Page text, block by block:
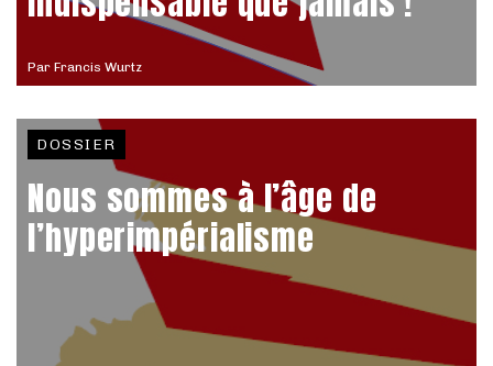
Par Francis Wurtz
DOSSIER
Nous sommes à l’âge de
l’hyperimpérialisme